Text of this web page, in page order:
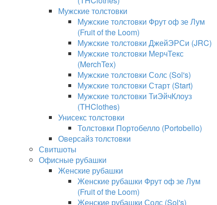
Мужские толстовки
Мужские толстовки Фрут оф зе Лум
(Fruit of the Loom)
Мужские толстовки ДжейЭРСи (JRC)
Мужские толстовки МерчТекс
(MerchTex)
Мужские толстовки Солс (Sol's)
Мужские толстовки Старт (Start)
Мужские толстовки ТиЭйчКлоуз
(THClothes)
Унисекс толстовки
Толстовки Портобелло (Portobello)
Оверсайз толстовки
Свитшоты
Офисные рубашки
Женские рубашки
Женские рубашки Фрут оф зе Лум
(Fruit of the Loom)
Женские рубашки Солс (Sol's)